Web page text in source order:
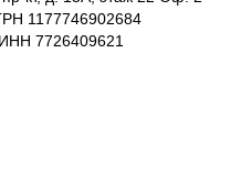
1177746902684
ИНН 7726409621